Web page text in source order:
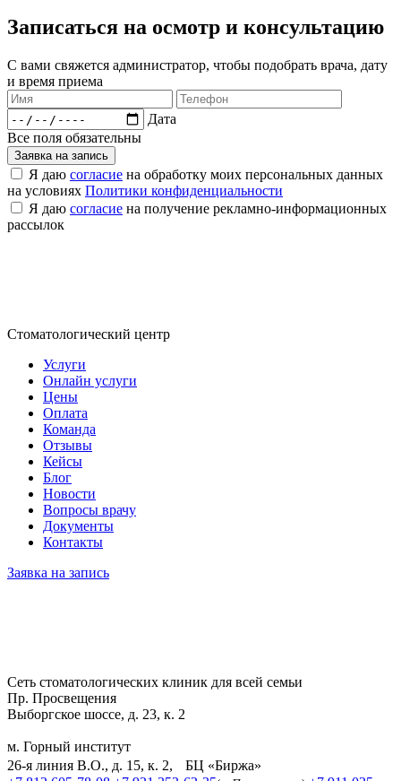
Записаться на осмотр и консультацию​
С вами свяжется администратор, чтобы подобрать врача, дату
и время приема​
Дата
Все поля обязательны
Заявка на запись
Я даю согласие на обработку моих персональных данных
на условиях Политики конфиденциальности
Я даю согласие на получение рекламно-информационных
рассылок
Стоматологический центр
Услуги
Онлайн услуги
Цены
Оплата
Команда
Отзывы
Кейсы
Блог
Новости
Вопросы врачу
Документы
Контакты
Заявка на запись
Сеть стоматологических клиник для всей семьи
Пр. Просвещения
Выборгское шоссе, д. 23, к. 2
м. Горный институт
26-я линия В.О., д. 15, к. 2, БЦ «Биржа»